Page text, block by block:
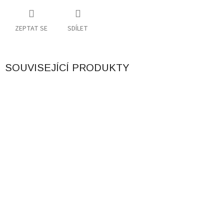
ZEPTAT SE SDÍLET
SOUVISEJÍCÍ PRODUKTY